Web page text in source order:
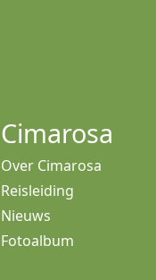
Cimarosa
Over Cimarosa
Reisleiding
Nieuws
Fotoalbum